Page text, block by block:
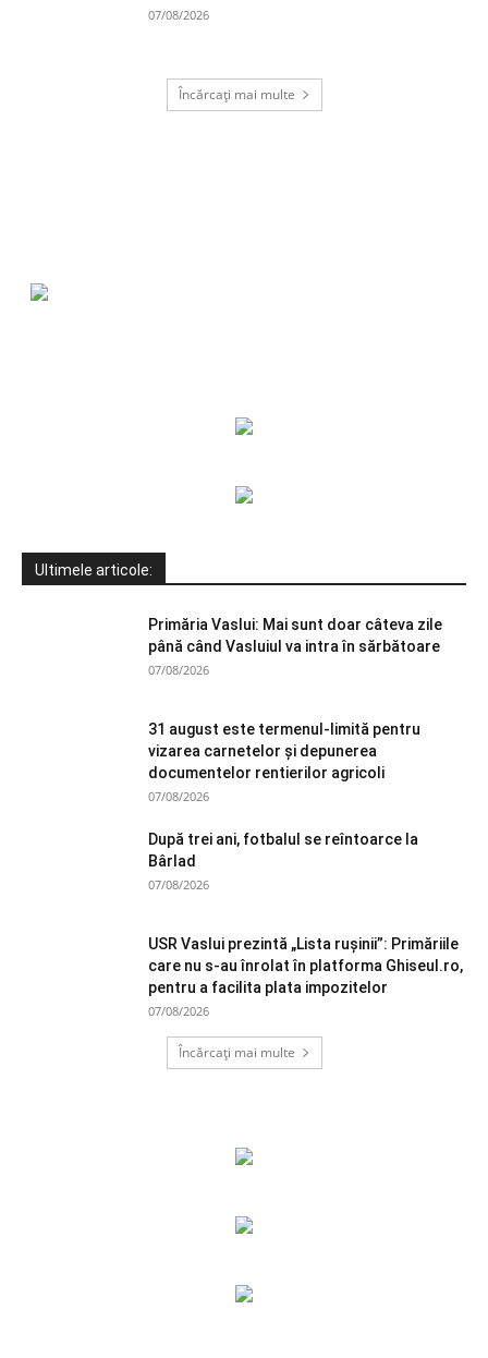
07/08/2026
Încărcați mai multe
Ultimele articole:
Primăria Vaslui: Mai sunt doar câteva zile
până când Vasluiul va intra în sărbătoare
07/08/2026
31 august este termenul-limită pentru
vizarea carnetelor și depunerea
documentelor rentierilor agricoli
07/08/2026
După trei ani, fotbalul se reîntoarce la
Bârlad
07/08/2026
USR Vaslui prezintă „Lista rușinii”: Primăriile
care nu s-au înrolat în platforma Ghiseul.ro,
pentru a facilita plata impozitelor
07/08/2026
Încărcați mai multe